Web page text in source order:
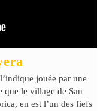
jouée par une
que le village de San
en est l’un des fiefs